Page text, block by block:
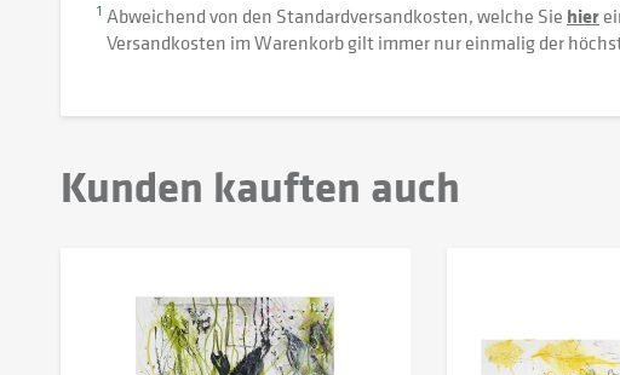
1 Abweichend von den Standardversandkosten, welche Sie hier
Versandkosten im Warenkorb gilt immer nur einmalig der
Kunden kauften auch